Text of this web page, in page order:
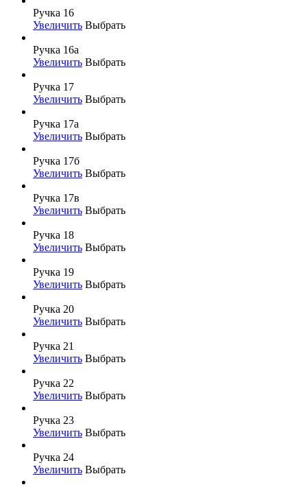
Ручка 16
Увеличить Выбрать
Ручка 16а
Увеличить Выбрать
Ручка 17
Увеличить Выбрать
Ручка 17а
Увеличить Выбрать
Ручка 17б
Увеличить Выбрать
Ручка 17в
Увеличить Выбрать
Ручка 18
Увеличить Выбрать
Ручка 19
Увеличить Выбрать
Ручка 20
Увеличить Выбрать
Ручка 21
Увеличить Выбрать
Ручка 22
Увеличить Выбрать
Ручка 23
Увеличить Выбрать
Ручка 24
Увеличить Выбрать